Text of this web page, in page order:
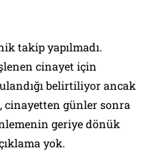
takip yapılmadı.
cinayet için
belirtiliyor ancak
cinayetten günler sonra
geriye dönük
yok.